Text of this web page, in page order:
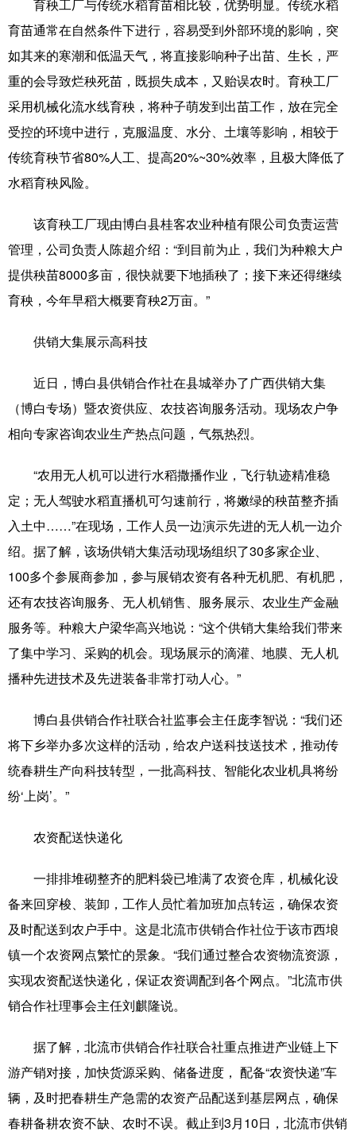
多语种频道
Русский язык 日本語 한국어
Deutsch Português
育秧工厂与传统水稻育苗相比较，优势明显。传统水稻
育苗通常在自然条件下进行，容易受到外部环境的影响，突
如其来的寒潮和低温天气，将直接影响种子出苗、生长，严
重的会导致烂秧死苗，既损失成本，又贻误农时。育秧工厂
采用机械化流水线育秧，将种子萌发到出苗工作，放在完全
受控的环境中进行，克服温度、水分、土壤等影响，相较于
传统育秧节省80%人工、提高20%~30%效率，且极大降低了
水稻育秧风险。
该育秧工厂现由博白县桂客农业种植有限公司负责运营
管理，公司负责人陈超介绍：“到目前为止，我们为种粮大户
提供秧苗8000多亩，很快就要下地插秧了；接下来还得继续
育秧，今年早稻大概要育秧2万亩。”
供销大集展示高科技
近日，博白县供销合作社在县城举办了广西供销大集
（博白专场）暨农资供应、农技咨询服务活动。现场农户争
相向专家咨询农业生产热点问题，气氛热烈。
“农用无人机可以进行水稻撒播作业，飞行轨迹精准稳
定；无人驾驶水稻直播机可匀速前行，将嫩绿的秧苗整齐插
入土中……”在现场，工作人员一边演示先进的无人机一边介
绍。据了解，该场供销大集活动现场组织了30多家企业、
100多个参展商参加，参与展销农资有各种无机肥、有机肥，
还有农技咨询服务、无人机销售、服务展示、农业生产金融
服务等。种粮大户梁华高兴地说：“这个供销大集给我们带来
了集中学习、采购的机会。现场展示的滴灌、地膜、无人机
播种先进技术及先进装备非常打动人心。”
博白县供销合作社联合社监事会主任庞李智说：“我们还
将下乡举办多次这样的活动，给农户送科技送技术，推动传
统春耕生产向科技转型，一批高科技、智能化农业机具将纷
纷‘上岗’。”
农资配送快递化
一排排堆砌整齐的肥料袋已堆满了农资仓库，机械化设
备来回穿梭、装卸，工作人员忙着加班加点转运，确保农资
及时配送到农户手中。这是北流市供销合作社位于该市西埌
镇一个农资网点繁忙的景象。“我们通过整合农资物流资源，
实现农资配送快递化，保证农资调配到各个网点。”北流市供
销合作社理事会主任刘麒隆说。
据了解，北流市供销合作社联合社重点推进产业链上下
游产销对接，加快货源采购、储备进度， 配备“农资快递”车
辆，及时把春耕生产急需的农资产品配送到基层网点，确保
春耕备耕农资不缺、农时不误。截止到3月10日，北流市供销